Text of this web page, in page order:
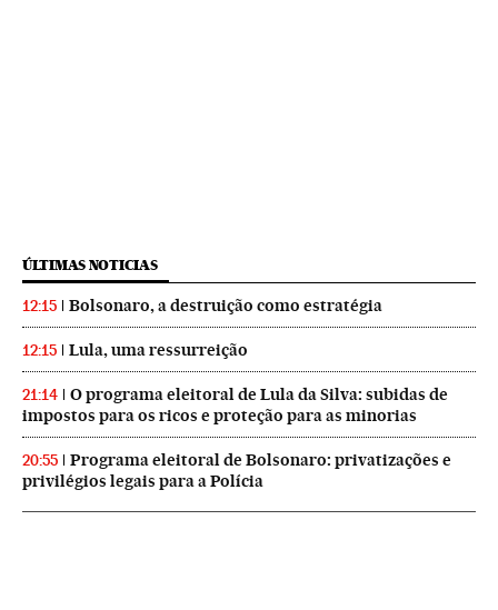
ÚLTIMAS NOTICIAS
12:15 Bolsonaro, a destruição como estratégia
12:15 Lula, uma ressurreição
21:14
O programa eleitoral de Lula da Silva: subidas de
impostos para os ricos e proteção para as minorias
20:55
Programa eleitoral de Bolsonaro: privatizações e
privilégios legais para a Polícia